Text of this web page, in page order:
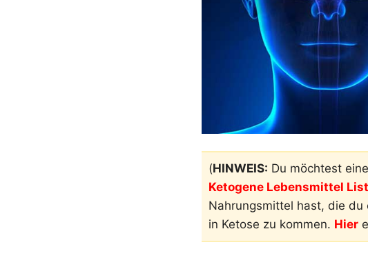
(HINWEIS: Du möchtest
Ketogene Lebensmittel
Nahrungsmittel hast, die
in Ketose zu kommen. Hier